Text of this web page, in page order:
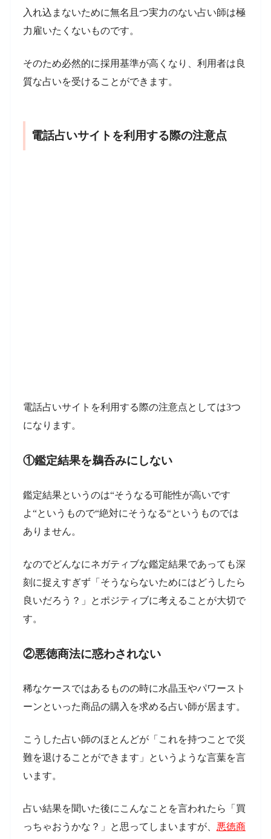
入れ込まないために無名且つ実力のない占い師は極
力雇いたくないものです。
そのため必然的に採用基準が高くなり、利用者は良
質な占いを受けることができます。
電話占いサイトを利用する際の注意点
電話占いサイトを利用する際の注意点としては3つ
になります。
①鑑定結果を鵜呑みにしない
鑑定結果というのは“そうなる可能性が高いです
よ“というもので“絶対にそうなる“というものでは
ありません。
なのでどんなにネガティブな鑑定結果であっても深
刻に捉えすぎず「そうならないためにはどうしたら
良いだろう？」とポジティブに考えることが大切で
す。
②悪徳商法に惑わされない
稀なケースではあるものの時に水晶玉やパワースト
ーンといった商品の購入を求める占い師が居ます。
こうした占い師のほとんどが「これを持つことで災
難を退けることができます」というような言葉を言
います。
占い結果を聞いた後にこんなことを言われたら「買
っちゃおうかな？」と思ってしまいますが、 悪徳商